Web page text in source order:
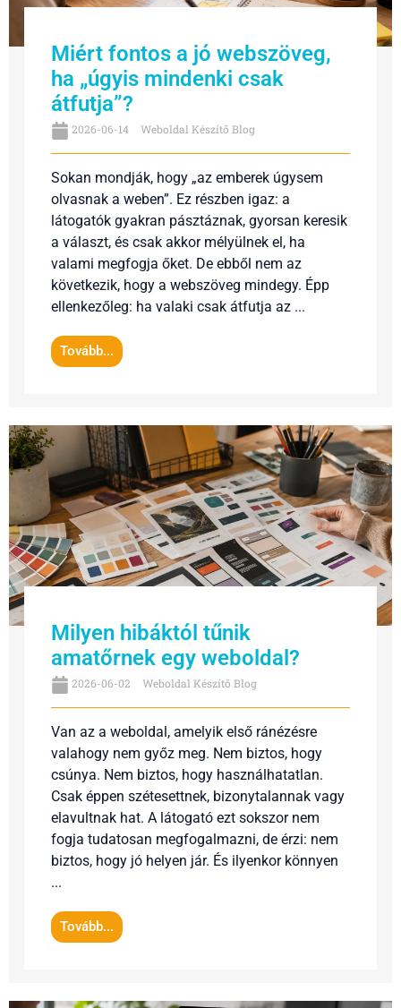
Miért fontos a jó webszöveg,
ha „úgyis mindenki csak
átfutja”?
2026-06-14 Weboldal Készítő Blog
Sokan mondják, hogy „az emberek úgysem
olvasnak a weben”. Ez részben igaz: a
látogatók gyakran pásztáznak, gyorsan keresik
a választ, és csak akkor mélyülnek el, ha
valami megfogja őket. De ebből nem az
következik, hogy a webszöveg mindegy. Épp
ellenkezőleg: ha valaki csak átfutja az ...
Tovább...
Milyen hibáktól tűnik
amatőrnek egy weboldal?
2026-06-02 Weboldal Készítő Blog
Van az a weboldal, amelyik első ránézésre
valahogy nem győz meg. Nem biztos, hogy
csúnya. Nem biztos, hogy használhatatlan.
Csak éppen szétesettnek, bizonytalannak vagy
elavultnak hat. A látogató ezt sokszor nem
fogja tudatosan megfogalmazni, de érzi: nem
biztos, hogy jó helyen jár. És ilyenkor könnyen
...
Tovább...